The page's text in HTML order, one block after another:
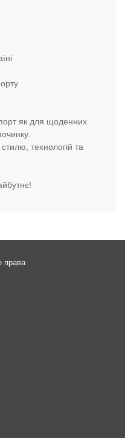
як для щоденних
технологій та
права